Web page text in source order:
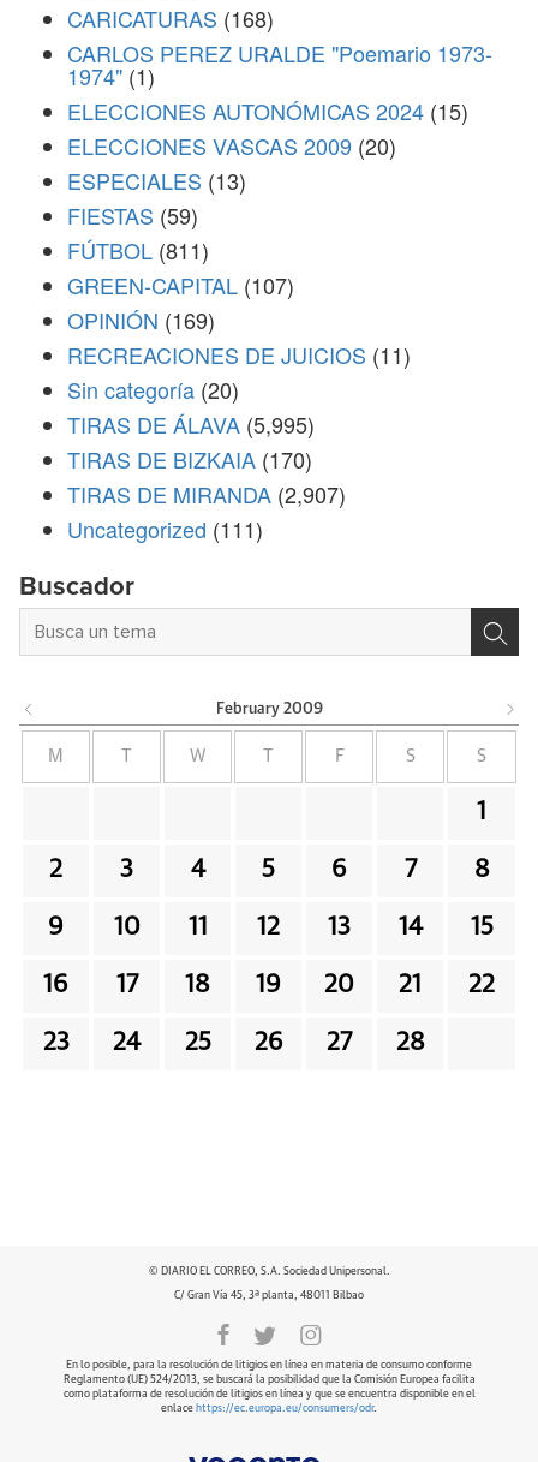
CARICATURAS (168)
CARLOS PEREZ URALDE "Poemario 1973-
1974" (1)
ELECCIONES AUTONÓMICAS 2024 (15)
ELECCIONES VASCAS 2009 (20)
ESPECIALES (13)
FIESTAS (59)
FÚTBOL (811)
GREEN-CAPITAL (107)
OPINIÓN (169)
RECREACIONES DE JUICIOS (11)
Sin categoría (20)
TIRAS DE ÁLAVA (5,995)
TIRAS DE BIZKAIA (170)
TIRAS DE MIRANDA (2,907)
Uncategorized (111)
Buscador
February 2009
M T W T F S S
1
2 3 4 5 6 7 8
9 10 11 12 13 14 15
16 17 18 19 20 21 22
23 24 25 26 27 28
© DIARIO EL CORREO, S.A. Sociedad Unipersonal.
C/ Gran Vía 45, 3ª planta, 48011 Bilbao
En lo posible, para la resolución de litigios en línea en materia de consumo conforme
Reglamento (UE) 524/2013, se buscará la posibilidad que la Comisión Europea facilita
como plataforma de resolución de litigios en línea y que se encuentra disponible en el
enlace https://ec.europa.eu/consumers/odr.